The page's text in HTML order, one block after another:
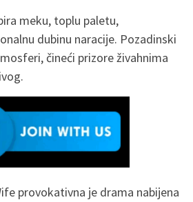
meku, toplu paletu,
dubinu naracije. Pozadinski
čineći prizore živahnima
provokativna je drama nabijena